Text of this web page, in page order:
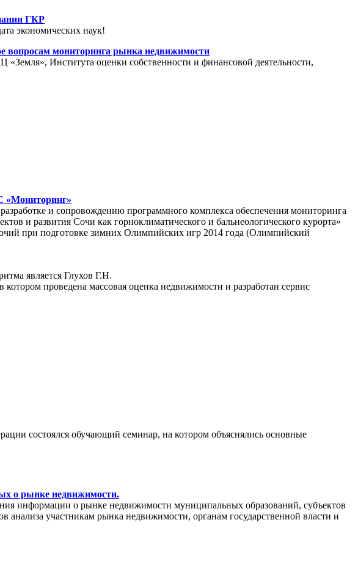
ГКР
экономических наук!
вопросам мониторинга рынка недвижимости
Института оценки собственности и финансовой деятельности,
«Мониторинг»
и сопровождению программного комплекса обеспечения мониторинга
и развития Сочи как горноклиматического и бальнеологического курорта»
при подготовке зимних Олимпийских игр 2014 года (Олимпийский
является Глухов Г.Н.
котором проведена массовая оценка недвижимости и разработан сервис
состоялся обучающий семинар, на котором объяснялись основные
о рынке недвижимости.
информации о рынке недвижимости муниципальных образований, субъектов
анализа участникам рынка недвижимости, органам государственной власти и